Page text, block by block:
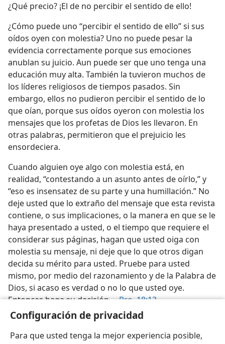
Configuración de privacidad
Para que usted tenga la mejor experiencia posible,
¿Qué precio? ¡El de no percibir el sentido de ello!
¿Cómo puede uno “percibir el sentido de ello” si sus
oídos oyen con molestia? Uno no puede pesar la
evidencia correctamente porque sus emociones
anublan su juicio. Aun puede ser que uno tenga una
educación muy alta. También la tuvieron muchos de
los líderes religiosos de tiempos pasados. Sin
embargo, ellos no pudieron percibir el sentido de lo
que oían, porque sus oídos oyeron con molestia los
mensajes que los profetas de Dios les llevaron. En
otras palabras, permitieron que el prejuicio les
ensordeciera.
Cuando alguien oye algo con molestia está, en
realidad, “contestando a un asunto antes de oírlo,” y
“eso es insensatez de su parte y una humillación.” No
deje usted que lo extraño del mensaje que esta revista
contiene, o sus implicaciones, o la manera en que se le
haya presentado a usted, o el tiempo que requiere el
considerar sus páginas, hagan que usted oiga con
molestia su mensaje, ni deje que lo que otros digan
decida su mérito para usted. Pruebe para usted
mismo, por medio del razonamiento y de la Palabra de
Dios, si acaso es verdad o no lo que usted oye.
Entonces haga su decisión.—Pro. 18:13.